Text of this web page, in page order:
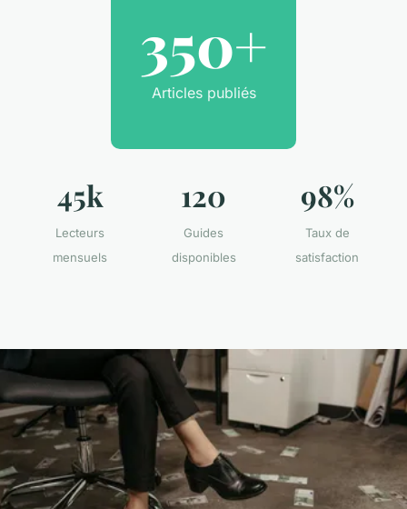
350+
Articles publiés
45k
Lecteurs
mensuels
120
Guides
disponibles
98%
Taux de
satisfaction